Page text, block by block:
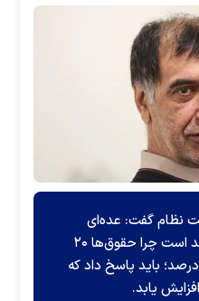
گفت: عده‌ای
می‌گویند وقتی تورم ۴۰ درصد است چرا حقوق‌ها ۲۰
درصد افزایش می‌یابد نه ۴۰ درصد؛ باید پاسخ داد که
یابد.